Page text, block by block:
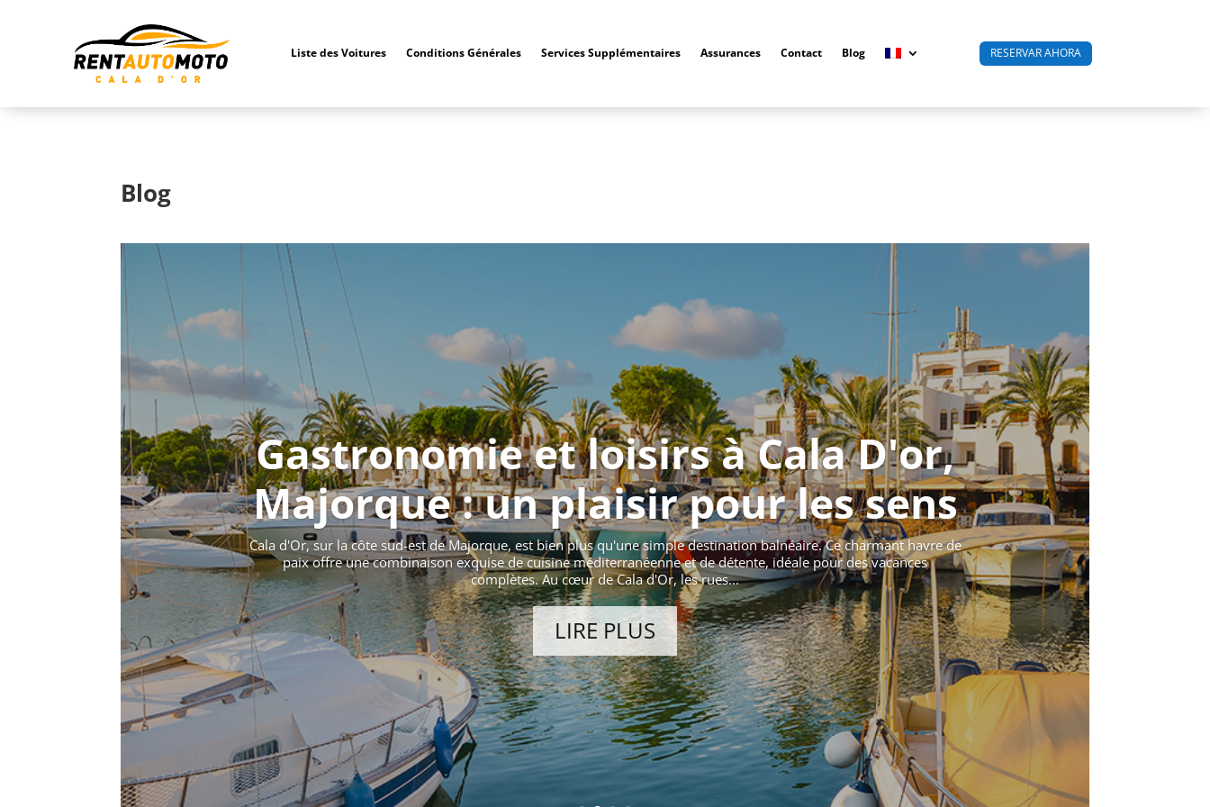
Liste des Voitures Conditions Générales Services Supplémentaires Assurances Contact Blog RESERVAR AHORA
Blog
Gastronomie et loisirs à Cala D'or,
Majorque : un plaisir pour les sens
Cala d'Or, sur la côte sud-est de Majorque, est bien plus qu'une simple destination balnéaire. Ce charmant havre de
paix offre une combinaison exquise de cuisine méditerranéenne et de détente, idéale pour des vacances
complètes. Au cœur de Cala d'Or, les rues...
LIRE PLUS